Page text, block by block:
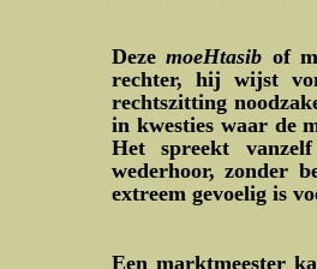
DezemoeHtasib of
rechter, hij wijst
rechtszitting
in kwesties waar de
Het spreekt
wederhoor, zonder
extreem gevoelig is
Een marktmeester